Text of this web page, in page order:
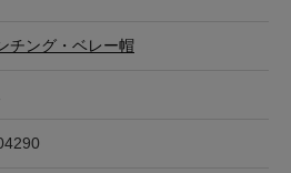
チング・ベレー帽